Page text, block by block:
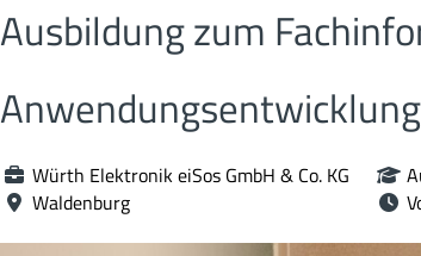
Ausbildung zum
Würth Elektronik eiSos GmbH & Co. KG
Waldenburg